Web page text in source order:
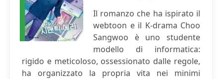
Il romanzo che ha ispirato il
webtoon e il K-drama Choo
Sangwoo è uno studente
modello di informatica:
rigido e meticoloso, ossessionato dalle regole,
ha organizzato la propria vita nei minimi